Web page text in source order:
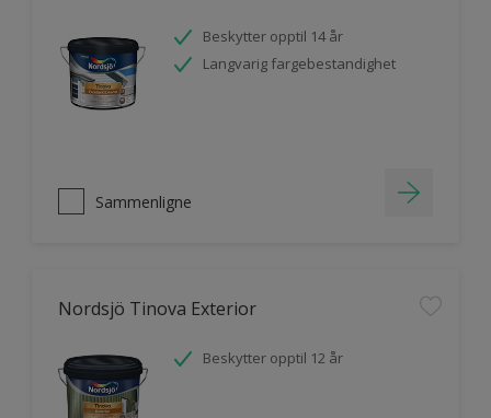
Beskytter opptil 14 år
Langvarig fargebestandighet
Sammenligne
Nordsjö Tinova Exterior
Beskytter opptil 12 år